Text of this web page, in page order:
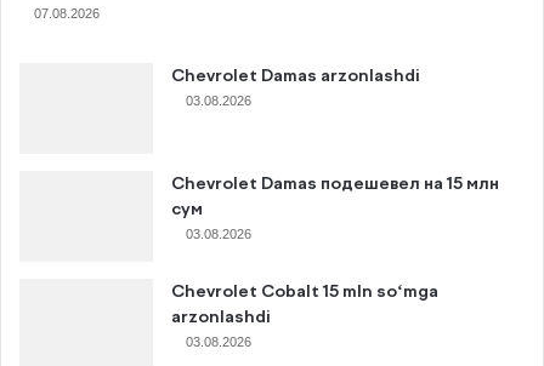
07.08.2026
Chevrolet Damas arzonlashdi
03.08.2026
Chevrolet Damas подешевел на 15 млн
сум
03.08.2026
Chevrolet Cobalt 15 mln so‘mga
arzonlashdi
03.08.2026